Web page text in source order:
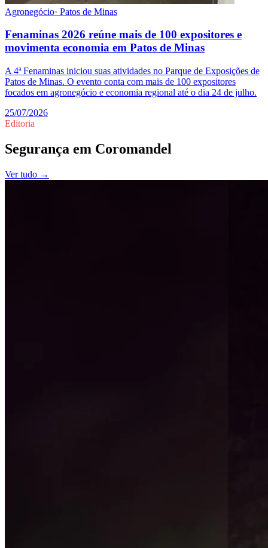
Agronegócio· Patos de Minas
Fenaminas 2026 reúne mais de 100 expositores e
movimenta economia em Patos de Minas
A 4ª Fenaminas iniciou suas atividades no Parque de Exposições de
Patos de Minas. O evento conta com mais de 100 expositores
focados em agronegócio e economia regional até o dia 24 de julho.
25/07/2026
Editoria
Segurança em Coromandel
Ver tudo →